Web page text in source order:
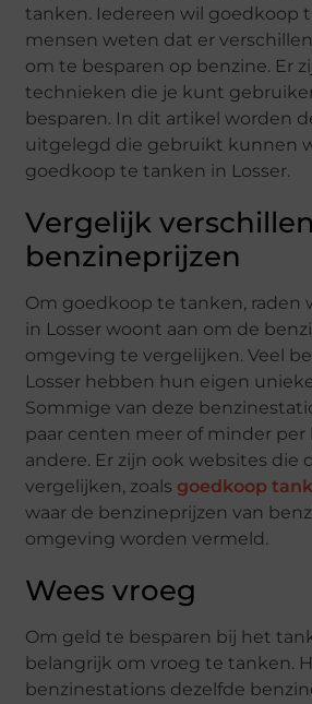
tanken. Iedereen wil goedkoop
mensen weten dat er
om te besparen op benzine. Er
technieken die je kunt
besparen. In dit artikel worden
uitgelegd die gebruikt kunnen
goedkoop te tanken in Losser.
Vergelijk
benzineprijzen
Om goedkoop te tanken, raden
in Losser woont aan om de
omgeving te vergelijken. Veel
Losser hebben hun eigen
Sommige van deze
paar centen meer of minder per
andere. Er zijn ook websites die
vergelijken, zoalsgoedkoop
waar de benzineprijzen van
omgeving worden vermeld.
Wees vroeg
Om geld te besparen bij het
belangrijk om vroeg te tanken.
benzinestations dezelfde